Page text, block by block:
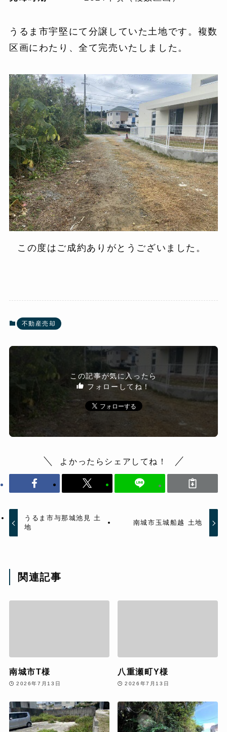
うるま市宇堅にて分譲していた土地です。複数
区画にわたり、全て完売いたしました。
この度はご成約ありがとうございました。
不動産売却
この記事が気に入ったら
フォローしてね！
よかったらシェアしてね！
うるま市与那城池見 土
地
南城市玉城船越 土地
関連記事
南城市T様
2026年7月13日
八重瀬町Y様
2026年7月13日